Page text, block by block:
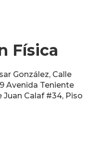
Física
González, Calle
Avenida Teniente
Juan Calaf #34, Piso